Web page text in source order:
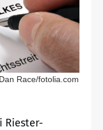
Race/fotolia.com
Riester-